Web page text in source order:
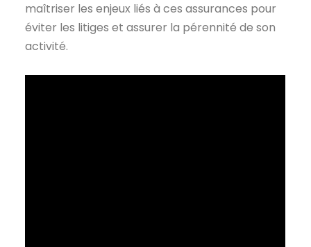
maîtriser les enjeux liés à ces assurances pour
éviter les litiges et assurer la pérennité de son
activité.